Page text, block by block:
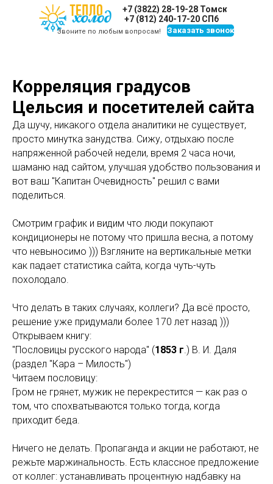
Заказать звонок
+7 (3822) 28-19-28 Томск
Звоните по любым вопросам!
+7 (812) 240-17-20 СПб
Корреляция градусов
Цельсия и посетителей сайта
Да шучу, никакого отдела аналитики не существует,
просто минутка занудства. Сижу, отдыхаю после
напряженной рабочей недели, время 2 часа ночи,
шаманю над сайтом, улучшая удобство пользования и
вот ваш "Капитан Очевидность" решил с вами
поделиться.
Смотрим график и видим что люди покупают
кондиционеры не потому что пришла весна, а потому
что невыносимо ))) Взгляните на вертикальные метки
как падает статистика сайта, когда чуть-чуть
похолодало.
Что делать в таких случаях, коллеги? Да всё просто,
решение уже придумали более 170 лет назад )))
Открываем книгу:
"Пословицы русского народа" (1853 г.) В. И. Даля
(раздел "Кара – Милость")
Читаем пословицу:
Гром не грянет, мужик не перекрестится — как раз о
том, что спохватываются только тогда, когда
приходит беда.
Ничего не делать. Пропаганда и акции не работают, не
режьте маржинальность. Есть классное предложение
от коллег: устанавливать процентную надбавку на